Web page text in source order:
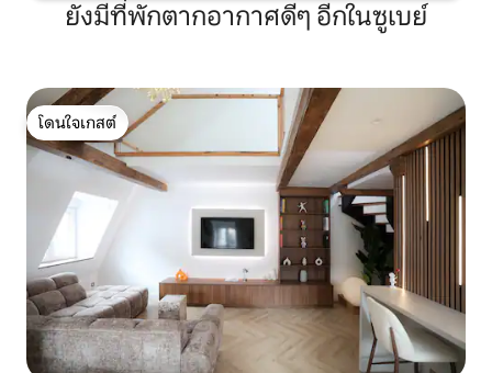
ยังมีที่พักตากอากาศดีๆ อีกในซูเบย์
โดนใจเกสต์
โดนใจเกสต์